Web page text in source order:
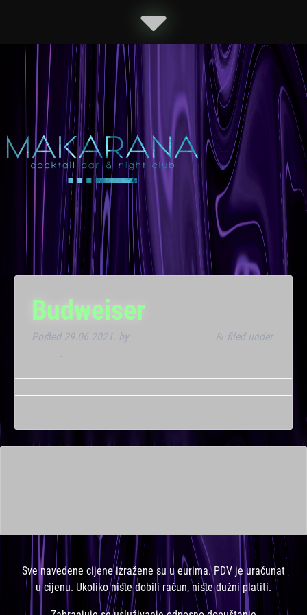
Budweiser
Posted 29.06.2021. by & filed under
.
Sve navedene cijene izražene su u eurima. PDV je uračunat
u cijenu. Ukoliko niste dobili račun, niste dužni platiti.